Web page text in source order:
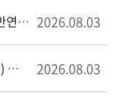
에너지AI연구소(임혁 교수 연구실) 일반연구원 채용 공고 2026.08.03
차세대그리드연구소(김집 교수 연구실) 행정연구원 채용 공고 2026.08.03